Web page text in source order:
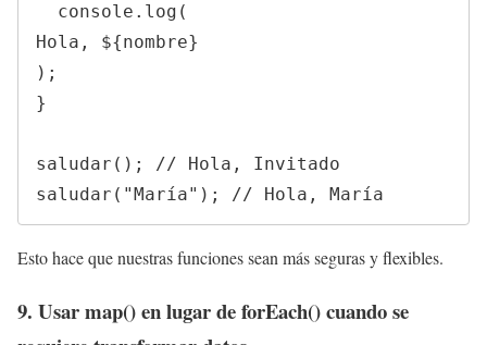
  console.log(
Hola, ${nombre}
);
}
saludar(); // Hola, Invitado
saludar("María"); // Hola, María
Esto hace que nuestras funciones sean más seguras y flexibles.
9. Usar map() en lugar de forEach() cuando se